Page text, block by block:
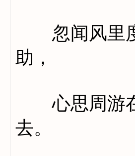
忽闻风里度
助，
心思周游在
去。